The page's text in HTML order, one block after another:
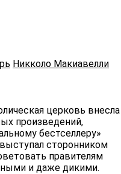
Никколо Макиавелли
церковь внесла
произведений,
бестселлеру»
сторонником
правителям
и даже дикими.